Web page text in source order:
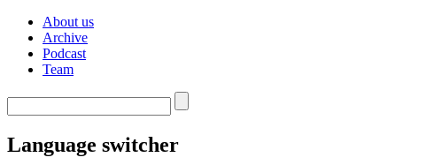
About us
Archive
Podcast
Team
Language switcher